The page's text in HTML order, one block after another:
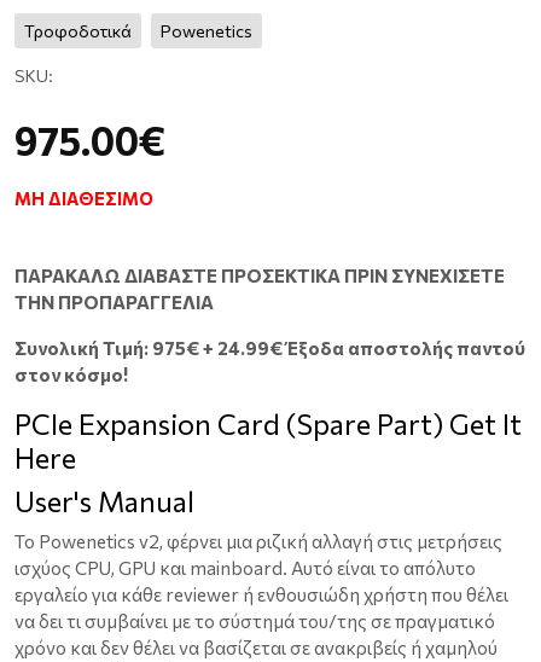
Τροφοδοτικά Powenetics
SKU:
975.00€
ΜΗ ΔΙΑΘΈΣΙΜΟ
ΠΑΡΑΚΑΛΩ ΔΙΑΒΑΣΤΕ ΠΡΟΣΕΚΤΙΚΑ ΠΡΙΝ ΣΥΝΕΧΙΣΕΤΕ
ΤΗΝ ΠΡΟΠΑΡΑΓΓΕΛΙΑ
Συνολική Τιμή: 975€ + 24.99€ Έξοδα αποστολής παντού
στον κόσμο!
PCIe Expansion Card (Spare Part) Get It
Here
User's Manual
Το Powenetics v2, φέρνει μια ριζική αλλαγή στις μετρήσεις
ισχύος CPU, GPU και mainboard. Αυτό είναι το απόλυτο
εργαλείο για κάθε reviewer ή ενθουσιώδη χρήστη που θέλει
να δει τι συμβαίνει με το σύστημά του/της σε πραγματικό
χρόνο και δεν θέλει να βασίζεται σε ανακριβείς ή χαμηλού